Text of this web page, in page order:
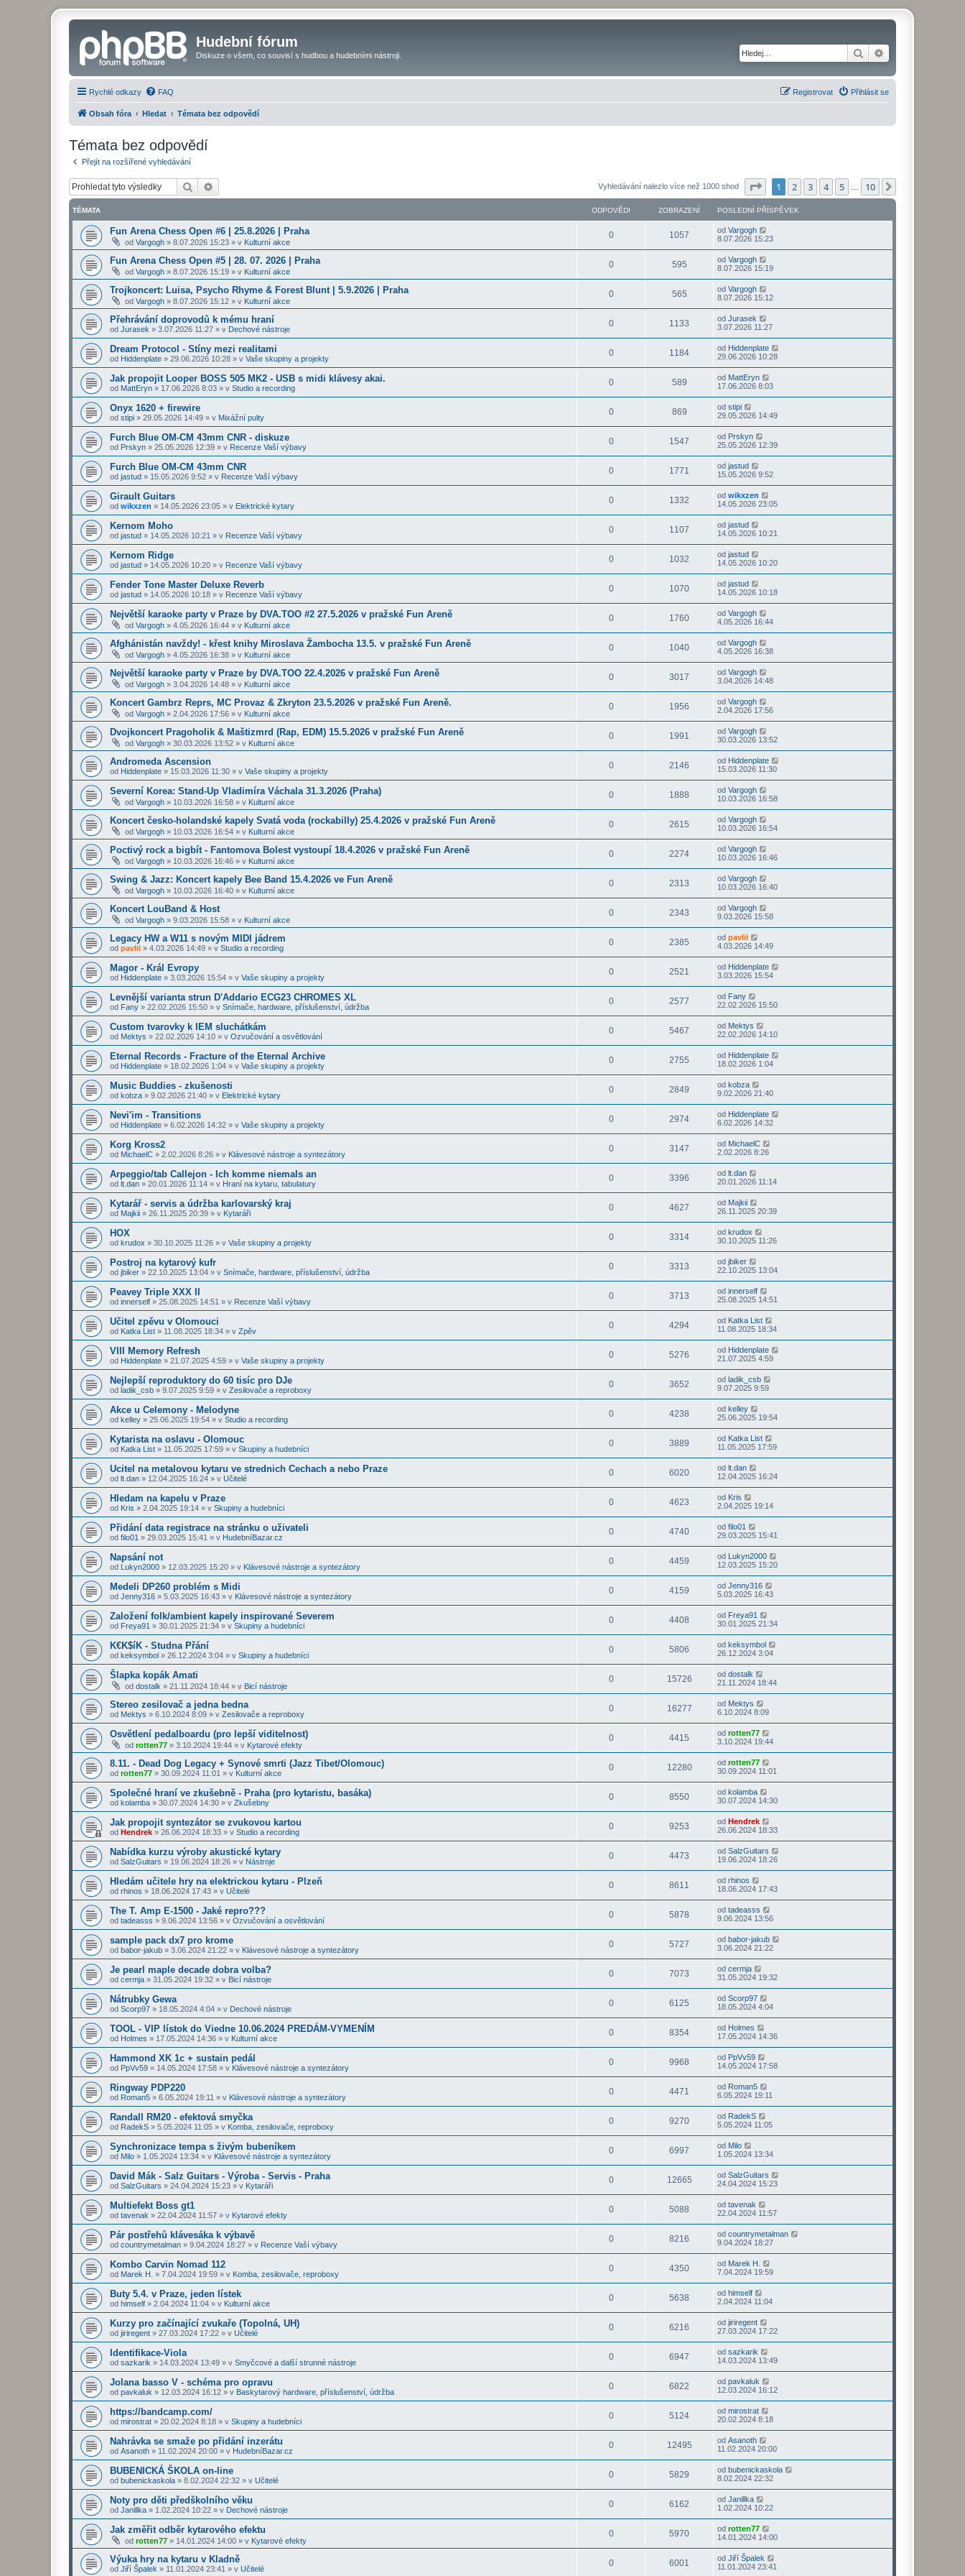
Hudební fórum
Diskuze o všem, co souvisí s hudbou a hudebními nástroji. Hledat
Rychlé odkazy FAQ Přihlásit se
Registrovat
Obsah fóra Hledat Témata bez odpovědí
Témata bez odpovědí
Přejít na rozšířené vyhledávání
Hledat Vyhledávání nalezlo více než 1000 shod Stránka z
1 2 3 4 5 10
TÉMATA ODPOVĚDI ZOBRAZENÍ POSLEDNÍ PŘÍSPĚVEK
Fun Arena Chess Open #6 | 25.8.2026 | Praha
od Vargogh » 8.07.2026 15:23 » v Kulturní akce
0 1057 od Vargogh
8.07.2026 15:23
Fun Arena Chess Open #5 | 28. 07. 2026 | Praha
od Vargogh » 8.07.2026 15:19 » v Kulturní akce
0 595 od Vargogh
8.07.2026 15:19
Trojkoncert: Luisa, Psycho Rhyme & Forest Blunt | 5.9.2026 | Praha
od Vargogh » 8.07.2026 15:12 » v Kulturní akce
0 565 od Vargogh
8.07.2026 15:12
Přehrávání doprovodů k mému hraní
od Jurasek » 3.07.2026 11:27 » v Dechové nástroje
0 1133 od Jurasek
3.07.2026 11:27
Dream Protocol - Stíny mezi realitami
od Hiddenplate » 29.06.2026 10:28 » v Vaše skupiny a projekty
0 1184 od Hiddenplate
29.06.2026 10:28
Jak propojit Looper BOSS 505 MK2 - USB s midi klávesy akai.
od MattEryn » 17.06.2026 8:03 » v Studio a recording
0 589 od MattEryn
17.06.2026 8:03
Onyx 1620 + firewire
od stipi » 29.05.2026 14:49 » v Mixážní pulty
0 869 od stipi
29.05.2026 14:49
Furch Blue OM-CM 43mm CNR - diskuze
od Prskyn » 25.05.2026 12:39 » v Recenze Vaší výbavy
0 1547 od Prskyn
25.05.2026 12:39
Furch Blue OM-CM 43mm CNR
od jastud » 15.05.2026 9:52 » v Recenze Vaší výbavy
0 1771 od jastud
15.05.2026 9:52
Girault Guitars
od wikxzen » 14.05.2026 23:05 » v Elektrické kytary
0 1332 od wikxzen
14.05.2026 23:05
Kernom Moho
od jastud » 14.05.2026 10:21 » v Recenze Vaší výbavy
0 1107 od jastud
14.05.2026 10:21
Kernom Ridge
od jastud » 14.05.2026 10:20 » v Recenze Vaší výbavy
0 1032 od jastud
14.05.2026 10:20
Fender Tone Master Deluxe Reverb
od jastud » 14.05.2026 10:18 » v Recenze Vaší výbavy
0 1070 od jastud
14.05.2026 10:18
Největší karaoke party v Praze by DVA.TOO #2 27.5.2026 v pražské Fun Areně
od Vargogh » 4.05.2026 16:44 » v Kulturní akce
0 1760 od Vargogh
4.05.2026 16:44
Afghánistán navždy! - křest knihy Miroslava Žambocha 13.5. v pražské Fun Areně
od Vargogh » 4.05.2026 16:38 » v Kulturní akce
0 1040 od Vargogh
4.05.2026 16:38
Největší karaoke party v Praze by DVA.TOO 22.4.2026 v pražské Fun Areně
od Vargogh » 3.04.2026 14:48 » v Kulturní akce
0 3017 od Vargogh
3.04.2026 14:48
Koncert Gambrz Reprs, MC Provaz & Zkryton 23.5.2026 v pražské Fun Areně.
od Vargogh » 2.04.2026 17:56 » v Kulturní akce
0 1956 od Vargogh
2.04.2026 17:56
Dvojkoncert Pragoholik & Maštizmrd (Rap, EDM) 15.5.2026 v pražské Fun Areně
od Vargogh » 30.03.2026 13:52 » v Kulturní akce
0 1991 od Vargogh
30.03.2026 13:52
Andromeda Ascension
od Hiddenplate » 15.03.2026 11:30 » v Vaše skupiny a projekty
0 2146 od Hiddenplate
15.03.2026 11:30
Severní Korea: Stand-Up Vladimíra Váchala 31.3.2026 (Praha)
od Vargogh » 10.03.2026 16:58 » v Kulturní akce
0 1888 od Vargogh
10.03.2026 16:58
Koncert česko-holandské kapely Svatá voda (rockabilly) 25.4.2026 v pražské Fun Areně
od Vargogh » 10.03.2026 16:54 » v Kulturní akce
0 2615 od Vargogh
10.03.2026 16:54
Poctivý rock a bigbít - Fantomova Bolest vystoupí 18.4.2026 v pražské Fun Areně
od Vargogh » 10.03.2026 16:46 » v Kulturní akce
0 2274 od Vargogh
10.03.2026 16:46
Swing & Jazz: Koncert kapely Bee Band 15.4.2026 ve Fun Areně
od Vargogh » 10.03.2026 16:40 » v Kulturní akce
0 2313 od Vargogh
10.03.2026 16:40
Koncert LouBand & Host
od Vargogh » 9.03.2026 15:58 » v Kulturní akce
0 2343 od Vargogh
9.03.2026 15:58
Legacy HW a W11 s novým MIDI jádrem
od pavlii » 4.03.2026 14:49 » v Studio a recording
0 2385 od pavlii
4.03.2026 14:49
Magor - Král Evropy
od Hiddenplate » 3.03.2026 15:54 » v Vaše skupiny a projekty
0 2521 od Hiddenplate
3.03.2026 15:54
Levnější varianta strun D'Addario ECG23 CHROMES XL
od Fany » 22.02.2026 15:50 » v Snímače, hardware, příslušenství, údržba
0 2577 od Fany
22.02.2026 15:50
Custom tvarovky k IEM sluchátkám
od Mektys » 22.02.2026 14:10 » v Ozvučování a osvětlování
0 5467 od Mektys
22.02.2026 14:10
Eternal Records - Fracture of the Eternal Archive
od Hiddenplate » 18.02.2026 1:04 » v Vaše skupiny a projekty
0 2755 od Hiddenplate
18.02.2026 1:04
Music Buddies - zkušenosti
od kobza » 9.02.2026 21:40 » v Elektrické kytary
0 2849 od kobza
9.02.2026 21:40
Nevi'im - Transitions
od Hiddenplate » 6.02.2026 14:32 » v Vaše skupiny a projekty
0 2974 od Hiddenplate
6.02.2026 14:32
Korg Kross2
od MichaelC » 2.02.2026 8:26 » v Klávesové nástroje a syntezátory
0 3147 od MichaelC
2.02.2026 8:26
Arpeggio/tab Callejon - Ich komme niemals an
od lt.dan » 20.01.2026 11:14 » v Hraní na kytaru, tabulatury
0 3396 od lt.dan
20.01.2026 11:14
Kytarář - servis a údržba karlovarský kraj
od Majkii » 26.11.2025 20:39 » v Kytaráři
0 4627 od Majkii
26.11.2025 20:39
HOX
od krudox » 30.10.2025 11:26 » v Vaše skupiny a projekty
0 3314 od krudox
30.10.2025 11:26
Postroj na kytarový kufr
od jbiker » 22.10.2025 13:04 » v Snímače, hardware, příslušenství, údržba
0 3313 od jbiker
22.10.2025 13:04
Peavey Triple XXX II
od innerself » 25.08.2025 14:51 » v Recenze Vaší výbavy
0 3713 od innerself
25.08.2025 14:51
Učitel zpěvu v Olomouci
od Katka List » 11.08.2025 18:34 » v Zpěv
0 4294 od Katka List
11.08.2025 18:34
VIII Memory Refresh
od Hiddenplate » 21.07.2025 4:59 » v Vaše skupiny a projekty
0 5276 od Hiddenplate
21.07.2025 4:59
Nejlepší reproduktory do 60 tisíc pro DJe
od ladik_csb » 9.07.2025 9:59 » v Zesilovače a reproboxy
0 3652 od ladik_csb
9.07.2025 9:59
Akce u Celemony - Melodyne
od kelley » 25.06.2025 19:54 » v Studio a recording
0 4238 od kelley
25.06.2025 19:54
Kytarista na oslavu - Olomouc
od Katka List » 11.05.2025 17:59 » v Skupiny a hudebníci
0 3889 od Katka List
11.05.2025 17:59
Ucitel na metalovou kytaru ve strednich Cechach a nebo Praze
od lt.dan » 12.04.2025 16:24 » v Učitelé
0 6020 od lt.dan
12.04.2025 16:24
Hledam na kapelu v Praze
od Kris » 2.04.2025 19:14 » v Skupiny a hudebníci
0 4623 od Kris
2.04.2025 19:14
Přidání data registrace na stránku o uživateli
od filo01 » 29.03.2025 15:41 » v HudebníBazar.cz
0 4740 od filo01
29.03.2025 15:41
Napsání not
od Lukyn2000 » 12.03.2025 15:20 » v Klávesové nástroje a syntezátory
0 4459 od Lukyn2000
12.03.2025 15:20
Medeli DP260 problém s Midi
od Jenny316 » 5.03.2025 16:43 » v Klávesové nástroje a syntezátory
0 4159 od Jenny316
5.03.2025 16:43
Založení folk/ambient kapely inspirované Severem
od Freya91 » 30.01.2025 21:34 » v Skupiny a hudebníci
0 4408 od Freya91
30.01.2025 21:34
K€K$íK - Studna Přání
od keksymbol » 26.12.2024 3:04 » v Skupiny a hudebníci
0 5806 od keksymbol
26.12.2024 3:04
Šlapka kopák Amati
od dostalk » 21.11.2024 18:44 » v Bicí nástroje
0 15726 od dostalk
21.11.2024 18:44
Stereo zesilovač a jedna bedna
od Mektys » 6.10.2024 8:09 » v Zesilovače a reproboxy
0 16277 od Mektys
6.10.2024 8:09
Osvětlení pedalboardu (pro lepší viditelnost)
od rotten77 » 3.10.2024 19:44 » v Kytarové efekty
0 4415 od rotten77
3.10.2024 19:44
8.11. - Dead Dog Legacy + Synové smrti (Jazz Tibet/Olomouc)
od rotten77 » 30.09.2024 11:01 » v Kulturní akce
0 12280 od rotten77
30.09.2024 11:01
Společné hraní ve zkušebně - Praha (pro kytaristu, basáka)
od kolamba » 30.07.2024 14:30 » v Zkušebny
0 8550 od kolamba
30.07.2024 14:30
Jak propojit syntezátor se zvukovou kartou
od Hendrek » 26.06.2024 18:33 » v Studio a recording
0 9253 od Hendrek
26.06.2024 18:33
Nabídka kurzu výroby akustické kytary
od SalzGuitars » 19.06.2024 18:26 » v Nástroje
0 4473 od SalzGuitars
19.06.2024 18:26
Hledám učitele hry na elektrickou kytaru - Plzeň
od rhinos » 18.06.2024 17:43 » v Učitelé
0 8611 od rhinos
18.06.2024 17:43
The T. Amp E-1500 - Jaké repro???
od tadeasss » 9.06.2024 13:56 » v Ozvučování a osvětlování
0 5878 od tadeasss
9.06.2024 13:56
sample pack dx7 pro krome
od babor-jakub » 3.06.2024 21:22 » v Klávesové nástroje a syntezátory
0 5727 od babor-jakub
3.06.2024 21:22
Je pearl maple decade dobra volba?
od cermja » 31.05.2024 19:32 » v Bicí nástroje
0 7073 od cermja
31.05.2024 19:32
Nátrubky Gewa
od Scorp97 » 18.05.2024 4:04 » v Dechové nástroje
0 6125 od Scorp97
18.05.2024 4:04
TOOL - VIP lístok do Viedne 10.06.2024 PREDÁM-VYMENÍM
od Holmes » 17.05.2024 14:36 » v Kulturní akce
0 8354 od Holmes
17.05.2024 14:36
Hammond XK 1c + sustain pedál
od PpVv59 » 14.05.2024 17:58 » v Klávesové nástroje a syntezátory
0 9968 od PpVv59
14.05.2024 17:58
Ringway PDP220
od Roman5 » 6.05.2024 19:11 » v Klávesové nástroje a syntezátory
0 4471 od Roman5
6.05.2024 19:11
Randall RM20 - efektová smyčka
od RadekS » 5.05.2024 11:05 » v Komba, zesilovače, reproboxy
0 9270 od RadekS
5.05.2024 11:05
Synchronizace tempa s živým bubeníkem
od Milo » 1.05.2024 13:34 » v Klávesové nástroje a syntezátory
0 6997 od Milo
1.05.2024 13:34
David Mák - Salz Guitars - Výroba - Servis - Praha
od SalzGuitars » 24.04.2024 15:23 » v Kytaráři
0 12665 od SalzGuitars
24.04.2024 15:23
Multiefekt Boss gt1
od tavenak » 22.04.2024 11:57 » v Kytarové efekty
0 5088 od tavenak
22.04.2024 11:57
Pár postřehů klávesáka k výbavě
od countrymetalman » 9.04.2024 18:27 » v Recenze Vaší výbavy
0 8216 od countrymetalman
9.04.2024 18:27
Kombo Carvin Nomad 112
od Marek H. » 7.04.2024 19:59 » v Komba, zesilovače, reproboxy
0 4350 od Marek H.
7.04.2024 19:59
Buty 5.4. v Praze, jeden lístek
od himself » 2.04.2024 11:04 » v Kulturní akce
0 5638 od himself
2.04.2024 11:04
Kurzy pro začínající zvukaře (Topolná, UH)
od jiriregent » 27.03.2024 17:22 » v Učitelé
0 6216 od jiriregent
27.03.2024 17:22
Identifikace-Viola
od sazkarik » 14.03.2024 13:49 » v Smyčcové a další strunné nástroje
0 6947 od sazkarik
14.03.2024 13:49
Jolana basso V - schéma pro opravu
od pavkaluk » 12.03.2024 16:12 » v Baskytarový hardware, příslušenství, údržba
0 6822 od pavkaluk
12.03.2024 16:12
https://bandcamp.com/
od mirostrat » 20.02.2024 8:18 » v Skupiny a hudebníci
0 5124 od mirostrat
20.02.2024 8:18
Nahrávka se smaže po přidání inzerátu
od Asanoth » 11.02.2024 20:00 » v HudebníBazar.cz
0 12495 od Asanoth
11.02.2024 20:00
BUBENICKÁ ŠKOLA on-line
od bubenickaskola » 8.02.2024 22:32 » v Učitelé
0 5829 od bubenickaskola
8.02.2024 22:32
Noty pro děti předškolního věku
od Janillka » 1.02.2024 10:22 » v Dechové nástroje
0 6162 od Janillka
1.02.2024 10:22
Jak změřit odběr kytarového efektu
od rotten77 » 14.01.2024 14:00 » v Kytarové efekty
0 5970 od rotten77
14.01.2024 14:00
Výuka hry na kytaru v Kladně
od Jiří Špalek » 11.01.2024 23:41 » v Učitelé
0 6001 od Jiří Špalek
11.01.2024 23:41